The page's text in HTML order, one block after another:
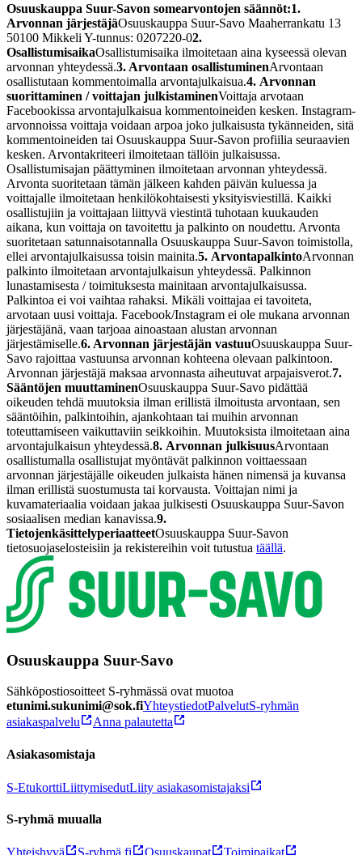
Osuuskauppa Suur-Savon somearvontojen säännöt:1.
Arvonnan järjestäjäOsuuskauppa Suur-Savo Maaherrankatu 13
50100 Mikkeli Y-tunnus: 0207220-02.
OsallistumisaikaOsallistumisaika ilmoitetaan aina kyseessä olevan
arvonnan yhteydessä.3. Arvontaan osallistuminenArvontaan
osallistutaan kommentoimalla arvontajulkaisua.4. Arvonnan
suorittaminen / voittajan julkistaminenVoittaja arvotaan
Facebookissa arvontajulkaisua kommentoineiden kesken. Instagram-
arvonnoissa voittaja voidaan arpoa joko julkaisusta tykänneiden, sitä
kommentoineiden tai Osuuskauppa Suur-Savon profiilia seuraavien
kesken. Arvontakriteeri ilmoitetaan tällöin julkaisussa.
Osallistumisajan päättyminen ilmoitetaan arvonnan yhteydessä.
Arvonta suoritetaan tämän jälkeen kahden päivän kuluessa ja
voittajalle ilmoitetaan henkilökohtaisesti yksityisviestillä. Kaikki
osallistujiin ja voittajaan liittyvä viestintä tuhotaan kuukauden
aikana, kun voittaja on tavoitettu ja palkinto on noudettu. Arvonta
suoritetaan satunnaisotannalla Osuuskauppa Suur-Savon toimistolla,
ellei arvontajulkaisussa toisin mainita.5. ArvontapalkintoArvonnan
palkinto ilmoitetaan arvontajulkaisun yhteydessä. Palkinnon
lunastamisesta / toimituksesta mainitaan arvontajulkaisussa.
Palkintoa ei voi vaihtaa rahaksi. Mikäli voittajaa ei tavoiteta,
arvotaan uusi voittaja. Facebook/Instagram ei ole mukana arvonnan
järjestäjänä, vaan tarjoaa ainoastaan alustan arvonnan
järjestämiselle.6. Arvonnan järjestäjän vastuuOsuuskauppa Suur-
Savo rajoittaa vastuunsa arvonnan kohteena olevaan palkintoon.
Arvonnan järjestäjä maksaa arvonnasta aiheutuvat arpajaisverot.7.
Sääntöjen muuttaminenOsuuskauppa Suur-Savo pidättää
oikeuden tehdä muutoksia ilman erillistä ilmoitusta arvontaan, sen
sääntöihin, palkintoihin, ajankohtaan tai muihin arvonnan
toteuttamiseen vaikuttaviin seikkoihin. Muutoksista ilmoitetaan aina
arvontajulkaisun yhteydessä.8. Arvonnan julkisuusArvontaan
osallistumalla osallistujat myöntävät palkinnon voittaessaan
arvonnan järjestäjälle oikeuden julkaista hänen nimensä ja kuvansa
ilman erillistä suostumusta tai korvausta. Voittajan nimi ja
kuvamateriaalia voidaan jakaa julkisesti Osuuskauppa Suur-Savon
sosiaalisen median kanavissa.9.
TietojenkäsittelyperiaatteetOsuuskauppa Suur-Savon
tietosuojaselosteisiin ja rekistereihin voit tutustua täällä.
Osuuskauppa Suur-Savo
Sähköpostiosoitteet S-ryhmässä ovat muotoa
etunimi.sukunimi@sok.fiYhteystiedotPalvelutS-ryhmän
asiakaspalvelu
Anna palautetta
Asiakasomistaja
S-EtukorttiLiittymisedutLiity asiakasomistajaksi
S-ryhmä muualla